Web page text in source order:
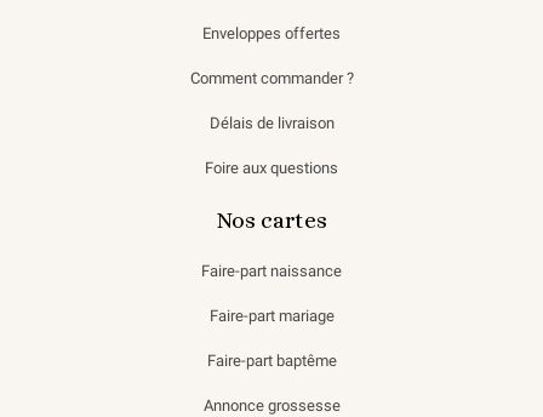
Enveloppes offertes
Comment commander ?
Délais de livraison
Foire aux questions
Nos cartes
Faire-part naissance
Faire-part mariage
Faire-part baptême
Annonce grossesse